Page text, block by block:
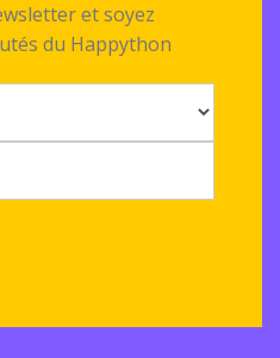
et soyez
du Happython